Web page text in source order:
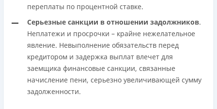
переплаты по процентной ставке.
Серьезные санкции в отношении задолжников.
Неплатежи и просрочки – крайне нежелательное
явление. Невыполнение обязательств перед
кредитором и задержка выплат влечет для
заемщика финансовые санкции, связанные
начисление пени, серьезно увеличивающей сумму
задолженности.